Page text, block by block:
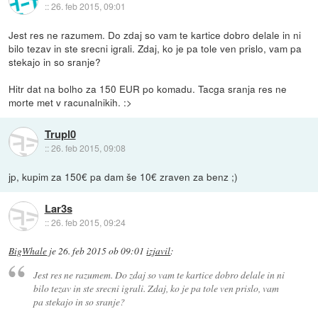
::26. feb 2015, 09:01
Jest res ne razumem. Do zdaj so vam te kartice dobro delale in ni
bilo tezav in ste srecni igrali. Zdaj, ko je pa tole ven prislo, vam pa
stekajo in so sranje?
Hitr dat na bolho za 150 EUR po komadu. Tacga sranja res ne
morte met v racunalnikih. :>
Trupl0
::26. feb 2015, 09:08
jp, kupim za 150€ pa dam še 10€ zraven za benz ;)
Lar3s
::26. feb 2015, 09:24
BigWhale je26. feb 2015 ob 09:01 izjavil:
Jest res ne razumem. Do zdaj so vam te kartice dobro delale in ni
bilo tezav in ste srecni igrali. Zdaj, ko je pa tole ven prislo, vam
pa stekajo in so sranje?